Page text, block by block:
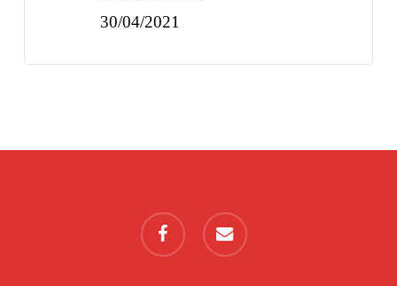
30/04/2021
facebook email